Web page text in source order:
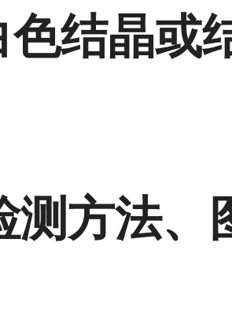
结晶或
测方法、